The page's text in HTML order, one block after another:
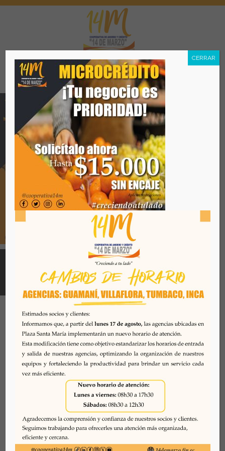
Menú
Todos los derechos reservados. Se prohibe el uso o
reproducción del mismo sin autorización. COAC 14 DE
MARZO, 2026. Quito - Ecuador
Desarrollado por
CERRAR